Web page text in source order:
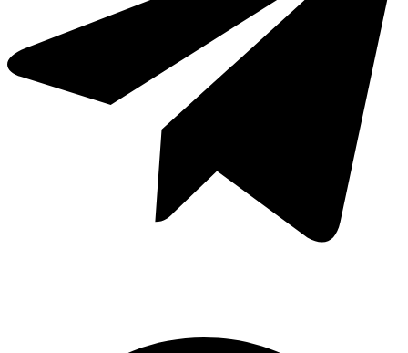
ИСКУССТВО И КУЛЬТУРА
пляжный ОТДЫХ
городской туризм
КОРПОРАТИВНЫЕ КАНИКУЛЫ
круизы
СЕМЕЙНЫЕ ТУРЫ
свадебные туры
ЛЕЧЕБНО-ОЗДОРОВИТЕЛЬНЫЙ ТУРИЗМ
САФАРИ-ПУТЕШЕСТВИЯ
ГОРНОЛЫЖНЫЙ ТУРИЗМ